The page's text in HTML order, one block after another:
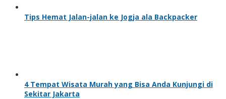
Tips Hemat Jalan-jalan ke Jogja ala Backpacker
4 Tempat Wisata Murah yang Bisa Anda Kunjungi di
Sekitar Jakarta